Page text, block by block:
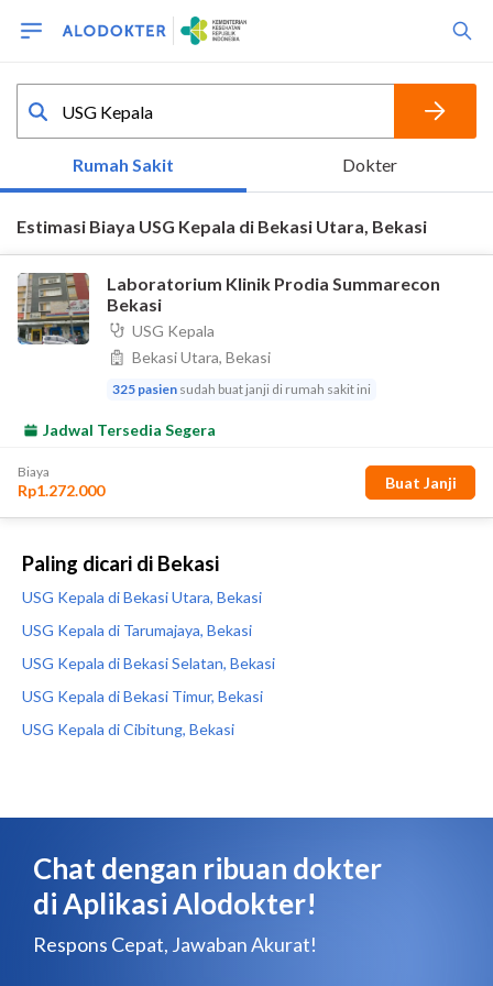
Paling dicari di Bekasi
USG Kepala di Bekasi Utara, Bekasi
USG Kepala di Tarumajaya, Bekasi
USG Kepala di Bekasi Selatan, Bekasi
USG Kepala di Bekasi Timur, Bekasi
USG Kepala di Cibitung, Bekasi